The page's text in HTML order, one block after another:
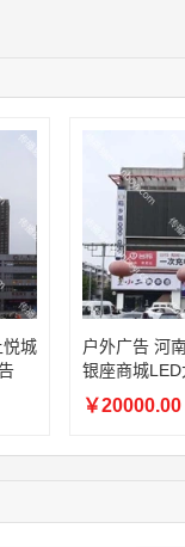
城
户外广告 河
银座商城
￥20000.00